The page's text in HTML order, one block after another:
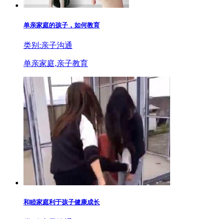
单亲家庭的孩子，如何教育
类别:亲子沟通
单亲家庭,亲子教育
和睦家庭利于孩子健康成长